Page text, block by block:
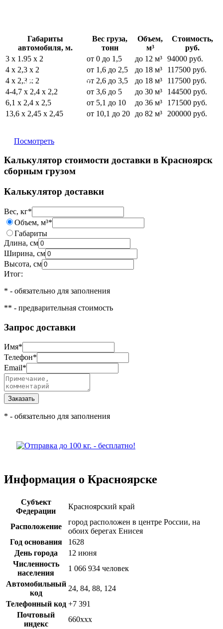
Габариты
автомобиля, м.
Вес груза,
тонн
Объем,
м³
Стоимость,
руб.
3 х 1.95 х 2
от 0 до 1,5 до 12 м³ 94000 руб.
4 х 2,3 х 2
от 1,6 до 2,5 до 18 м³
117500 руб.
4 х 2,3 х 2
от 2,6 до 3,5 до 18 м³
117500 руб.
4-4,7 х 2,4 х 2,2
от 3,6 до 5 до 30 м³
144500 руб.
6,1 х 2,4 х 2,5
от 5,1 до 10 до 36 м³
171500 руб.
13,6 х 2,45 х 2,45
от 10,1 до 20 до 82 м³ 200000 руб.
29 руб. за кг.
Посмотреть
Калькулятор стоимости доставки в Красноярск
сборным грузом
Калькулятор доставки
Вес, кг*
Объем, м³*
Габариты
Длина, см
Ширина, см
Высота, см
Итог:
* - обязательно для заполнения
** - предварительная стоимость
Запрос доставки
Имя*
Телефон*
Email*
* - обязательно для заполнения
Информация о Красноярске
Субъект
Федерации
Красноярский край
Расположение
город расположен в центре России, на
обоих берегах Енисея
Год основания
1628
День города
12 июня
Численность
населения
1 066 934 человек
Автомобильный
код
24, 84, 88, 124
Телефонный код +7 391
Почтовый
индекс
660ххх